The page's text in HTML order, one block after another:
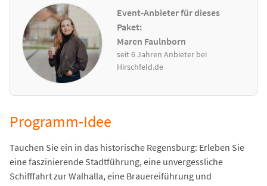
Event-Anbieter für dieses
Paket:
Maren Faulnborn
seit 6 Jahren Anbieter bei
Hirschfeld.de
Programm-Idee
Tauchen Sie ein in das historische Regensburg: Erleben Sie
eine faszinierende Stadtführung, eine unvergessliche
Schifffahrt zur Walhalla, eine Brauereiführung und